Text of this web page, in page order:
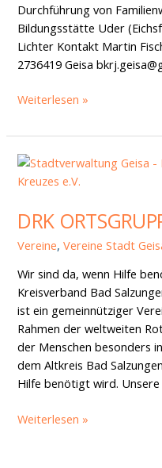
Durchführung von
Bildungsstätte Uder
Lichter Kontakt Martin
2736419 Geisa
Weiterlesen »
DRK
Vereine,Vereine Stadt
Wir sind da, wenn Hilfe
Kreisverband Bad
ist ein gemeinnütziger
Rahmen der weltweiten
der Menschen besonders
dem Altkreis Bad
Hilfe benötigt wird.
DRK
Ortsgruppe
Weiterlesen »